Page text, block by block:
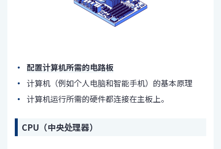
配置计算机所需的电路板
计算机（例如个人电脑和智能手机）的基本原理
计算机运行所需的硬件都连接在主板上。
CPU（中央处理器）